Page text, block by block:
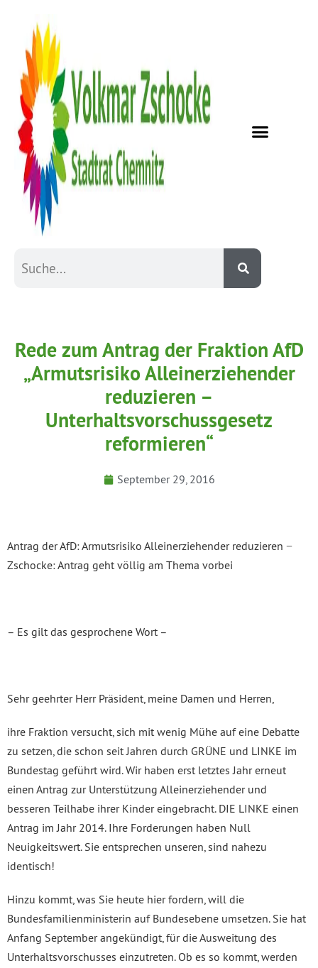
Rede zum Antrag der Fraktion AfD
„Armutsrisiko Alleinerziehender
reduzieren –
Unterhaltsvorschussgesetz
reformieren“
September 29, 2016
Antrag der AfD: Armutsrisiko Alleinerziehender reduzieren −
Zschocke: Antrag geht völlig am Thema vorbei
– Es gilt das gesprochene Wort –
Sehr geehrter Herr Präsident, meine Damen und Herren,
ihre Fraktion versucht, sich mit wenig Mühe auf eine Debatte
zu setzen, die schon seit Jahren durch GRÜNE und LINKE im
Bundestag geführt wird. Wir haben erst letztes Jahr erneut
einen Antrag zur Unterstützung Alleinerziehender und
besseren Teilhabe ihrer Kinder eingebracht. DIE LINKE einen
Antrag im Jahr 2014. Ihre Forderungen haben Null
Neuigkeitswert. Sie entsprechen unseren, sind nahezu
identisch!
Hinzu kommt, was Sie heute hier fordern, will die
Bundesfamilienministerin auf Bundesebene umsetzen. Sie hat
Anfang September angekündigt, für die Ausweitung des
Unterhaltsvorschusses einzutreten. Ob es so kommt, werden